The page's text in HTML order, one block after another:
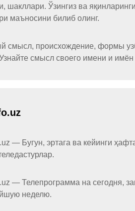
шакллари. Ўзингиз ва
маъносини билиб олинг.
смысл, происхождение, формы
смысл своего имени и имён
— Бугун, эртага ва кейинги
— Телепрограмма на сегодня,
неделю.